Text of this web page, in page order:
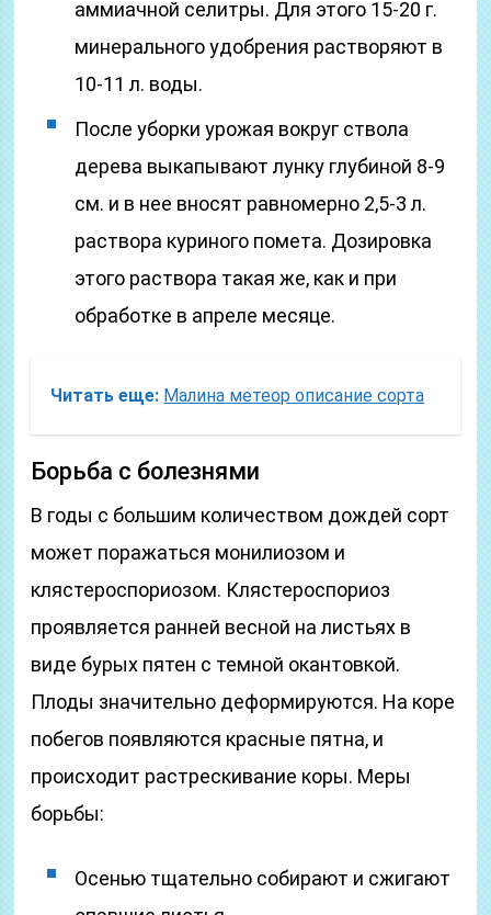
аммиачной селитры. Для этого 15-20 г.
минерального удобрения растворяют в
10-11 л. воды.
После уборки урожая вокруг ствола
дерева выкапывают лунку глубиной 8-9
см. и в нее вносят равномерно 2,5-3 л.
раствора куриного помета. Дозировка
этого раствора такая же, как и при
обработке в апреле месяце.
Читать еще: Малина метеор описание сорта
Борьба с болезнями
В годы с большим количеством дождей сорт
может поражаться монилиозом и
клястероспориозом. Клястероспориоз
проявляется ранней весной на листьях в
виде бурых пятен с темной окантовкой.
Плоды значительно деформируются. На коре
побегов появляются красные пятна, и
происходит растрескивание коры. Меры
борьбы:
Осенью тщательно собирают и сжигают